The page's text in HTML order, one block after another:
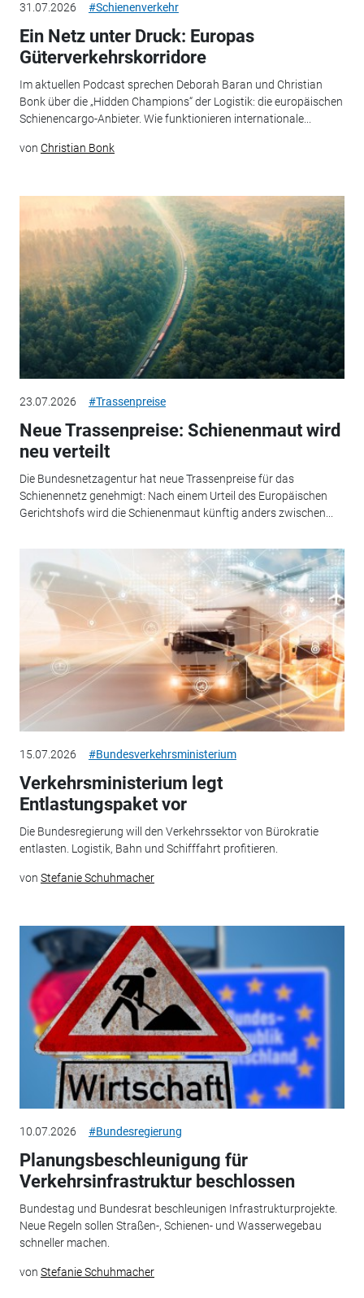
31.07.2026 #Schienenverkehr
Ein Netz unter Druck: Europas
Güterverkehrskorridore
Im aktuellen Podcast sprechen Deborah Baran und Christian
Bonk über die „Hidden Champions“ der Logistik: die europäischen
Schienencargo-Anbieter. Wie funktionieren internationale...
von Christian Bonk
23.07.2026 #Trassenpreise
Neue Trassenpreise: Schienenmaut wird
neu verteilt
Die Bundesnetzagentur hat neue Trassenpreise für das
Schienennetz genehmigt: Nach einem Urteil des Europäischen
Gerichtshofs wird die Schienenmaut künftig anders zwischen...
15.07.2026 #Bundesverkehrsministerium
Verkehrsministerium legt
Entlastungspaket vor
Die Bundesregierung will den Verkehrssektor von Bürokratie
entlasten. Logistik, Bahn und Schifffahrt profitieren.
von Stefanie Schuhmacher
10.07.2026 #Bundesregierung
Planungsbeschleunigung für
Verkehrsinfrastruktur beschlossen
Bundestag und Bundesrat beschleunigen Infrastrukturprojekte.
Neue Regeln sollen Straßen-, Schienen- und Wasserwegebau
schneller machen.
von Stefanie Schuhmacher